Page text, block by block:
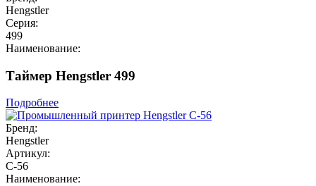
Hengstler
Серия:
499
Наименование:
Таймер Hengstler 499
Подробнее
Бренд:
Hengstler
Артикул:
C-56
Наименование: